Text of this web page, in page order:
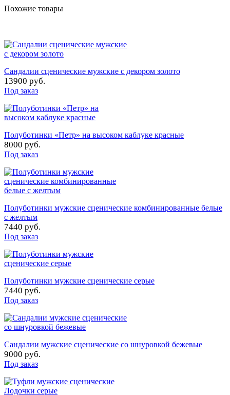
Похожие товары
Сандалии сценические мужские с декором золото
13900 руб.
Под заказ
Полуботинки «Петр» на высоком каблуке красные
8000 руб.
Под заказ
Полуботинки мужские сценические комбинированные белые
с желтым
7440 руб.
Под заказ
Полуботинки мужские сценические серые
7440 руб.
Под заказ
Сандалии мужские сценические со шнуровкой бежевые
9000 руб.
Под заказ